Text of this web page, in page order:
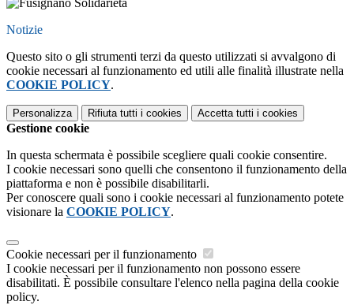
Notizie
Questo sito o gli strumenti terzi da questo utilizzati si avvalgono di
cookie necessari al funzionamento ed utili alle finalità illustrate nella
COOKIE POLICY.
Personalizza Rifiuta tutti i cookies Accetta tutti i cookies
Gestione cookie
In questa schermata è possibile scegliere quali cookie consentire.
I cookie necessari sono quelli che consentono il funzionamento della
piattaforma e non è possibile disabilitarli.
Per conoscere quali sono i cookie necessari al funzionamento potete
visionare la COOKIE POLICY.
Cookie necessari per il funzionamento
I cookie necessari per il funzionamento non possono essere
disabilitati. È possibile consultare l'elenco nella pagina della cookie
policy.